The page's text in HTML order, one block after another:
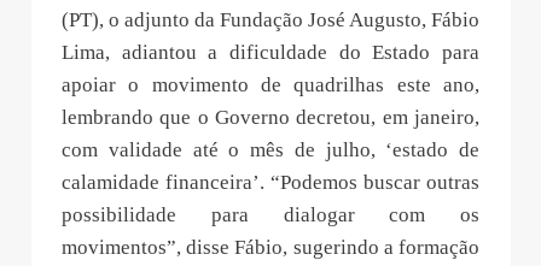
(PT), o adjunto da Fundação José Augusto, Fábio
Lima, adiantou a dificuldade do Estado para
apoiar o movimento de quadrilhas este ano,
lembrando que o Governo decretou, em janeiro,
com validade até o mês de julho, ‘estado de
calamidade financeira’. “Podemos buscar outras
possibilidade para dialogar com os
movimentos”, disse Fábio, sugerindo a formação